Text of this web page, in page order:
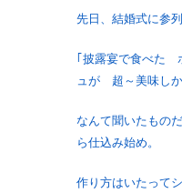
先日、結婚式に参
｢披露宴で食べた
ュが 超～美味し
なんて聞いたもの
ら仕込み始め。
作り方はいたってシ